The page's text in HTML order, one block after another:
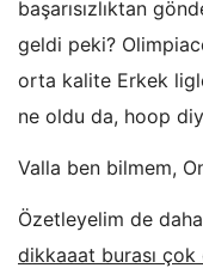
başarısızlıktan
geldi peki?
orta kalite Erkek
ne oldu da, hoop
Valla ben bilmem,
Özetleyelim de
dikkaaat burası çok